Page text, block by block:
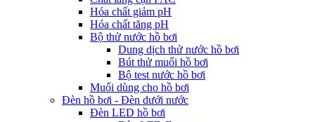
Hóa chất giảm pH
Hóa chất tăng pH
Bộ thử nước hồ bơi
Dung dịch thử nước hồ bơi
Bút thử muối hồ bơi
Bộ test nước hồ bơi
Muối dùng cho hồ bơi
Đèn hồ bơi - Đèn dưới nước
Đèn LED hồ bơi